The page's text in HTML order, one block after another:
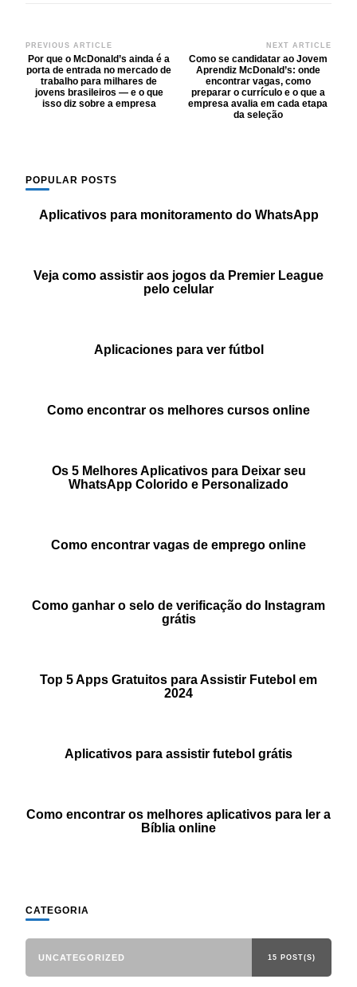
Post
Navigation
PREVIOUS ARTICLE
Por que o McDonald’s ainda é a
porta de entrada no mercado de
trabalho para milhares de
jovens brasileiros — e o que
isso diz sobre a empresa
NEXT ARTICLE
Como se candidatar ao Jovem
Aprendiz McDonald’s: onde
encontrar vagas, como
preparar o currículo e o que a
empresa avalia em cada etapa
da seleção
POPULAR POSTS
Aplicativos para monitoramento do WhatsApp
Veja como assistir aos jogos da Premier League
pelo celular
Aplicaciones para ver fútbol
Como encontrar os melhores cursos online
Os 5 Melhores Aplicativos para Deixar seu
WhatsApp Colorido e Personalizado
Como encontrar vagas de emprego online
Como ganhar o selo de verificação do Instagram
grátis
Top 5 Apps Gratuitos para Assistir Futebol em
2024
Aplicativos para assistir futebol grátis
Como encontrar os melhores aplicativos para ler a
Bíblia online
CATEGORIA
UNCATEGORIZED 15 POST(S)